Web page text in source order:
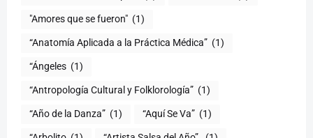
"Amores que se fueron" (1)
“Anatomía Aplicada a la Práctica Médica” (1)
“Ángeles (1)
“Antropología Cultural y Folklorología” (1)
“Año de la Danza” (1) “Aquí Se Va” (1)